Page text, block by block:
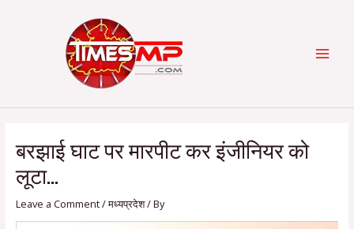
बरझाई घाट पर मारपीट कर इंजीनियर को
लूटा…
Leave a Comment/मध्यप्रदेश/ By
navigation